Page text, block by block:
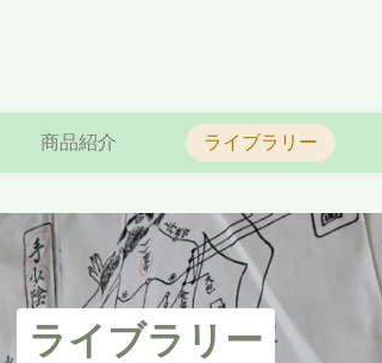
商品紹介 ライブラリー
ライブラリー